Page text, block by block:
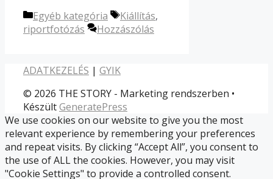
Kategória
Egyéb kategória Címkék
Kiállítás,
riportfotózás
Hozzászólás
ADATKEZELÉS | GYIK
© 2026 THE STORY - Marketing rendszerben •
KészültGeneratePress
We use cookies on our website to give you the most
relevant experience by remembering your preferences
and repeat visits. By clicking “Accept All”, you consent to
the use of ALL the cookies. However, you may visit
"Cookie Settings" to provide a controlled consent.